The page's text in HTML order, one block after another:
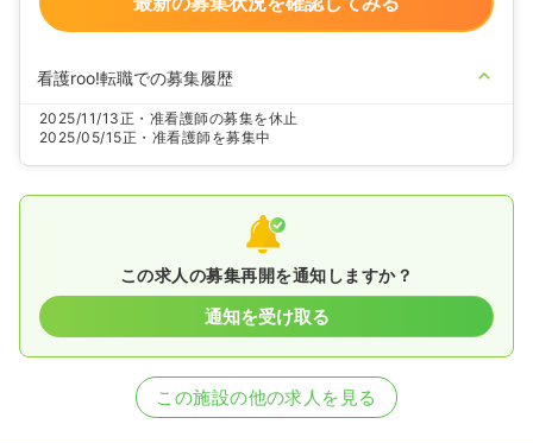
看護roo!転職での募集履歴
2025/11/13正・准看護師の募集を休止
2025/05/15正・准看護師を募集中
この求人の募集再開を通知しますか？
通知を受け取る
この施設の他の求人を見る